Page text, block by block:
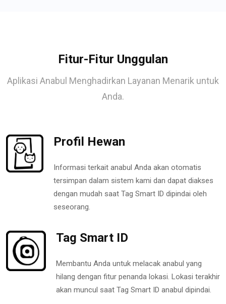
Fitur-Fitur Unggulan
Aplikasi Anabul Menghadirkan Layanan Menarik untuk
Anda.
Profil Hewan
Informasi terkait anabul Anda akan otomatis
tersimpan dalam sistem kami dan dapat diakses
dengan mudah saat Tag Smart ID dipindai oleh
seseorang.
Tag Smart ID
Membantu Anda untuk melacak anabul yang
hilang dengan fitur penanda lokasi. Lokasi terakhir
akan muncul saat Tag Smart ID anabul dipindai.